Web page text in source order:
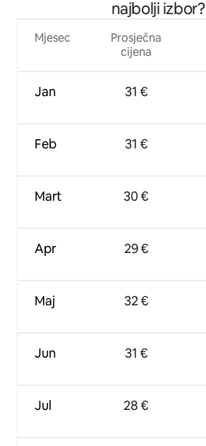
najbolji izbor?
Mjesec
Jan
Feb
Mart
Apr
Maj
Jun
Jul
Prosječna
cijena
31 €
31 €
30 €
29 €
32 €
31 €
28 €